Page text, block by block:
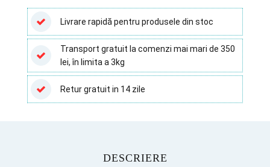
kit
Deltalab
Livrare rapidă pentru produsele din stoc
Transport gratuit la comenzi mai mari de 350
lei, în limita a 3kg
Retur gratuit in 14 zile
DESCRIERE